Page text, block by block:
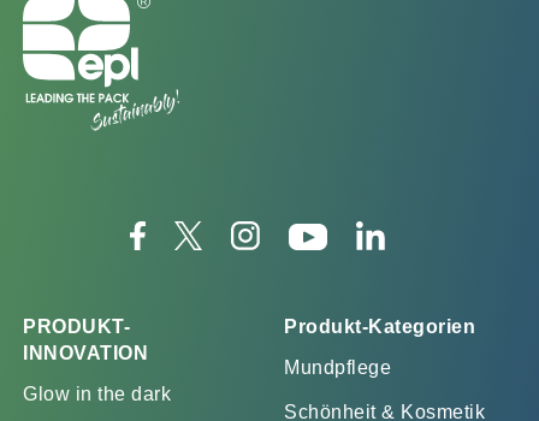
PRODUKT-
INNOVATION
Glow in the dark
Produkt-Kategorien
Mundpflege
Schönheit & Kosmetik